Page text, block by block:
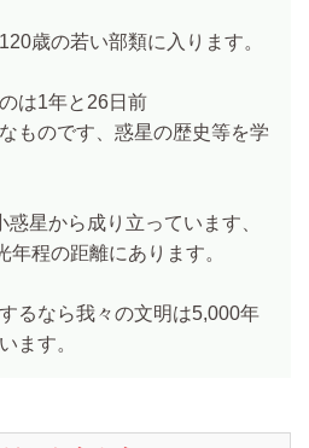
歳の若い部類に入ります。
は1年と26日前
ものです、惑星の歴史等を学
星から成り立っています、
年程の距離にあります。
るなら我々の文明は5,000年
ます。